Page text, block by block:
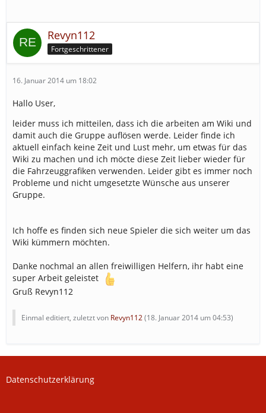
Revyn112
Fortgeschrittener
16. Januar 2014 um 18:02
Hallo User,
leider muss ich mitteilen, dass ich die arbeiten am Wiki und
damit auch die Gruppe auflösen werde. Leider finde ich
aktuell einfach keine Zeit und Lust mehr, um etwas für das
Wiki zu machen und ich möcte diese Zeit lieber wieder für
die Fahrzeuggrafiken verwenden. Leider gibt es immer noch
Probleme und nicht umgesetzte Wünsche aus unserer
Gruppe.
Ich hoffe es finden sich neue Spieler die sich weiter um das
Wiki kümmern möchten.
Danke nochmal an allen freiwilligen Helfern, ihr habt eine
super Arbeit geleistet
Gruß Revyn112
Einmal editiert, zuletzt von Revyn112(18. Januar 2014 um 04:53)
Datenschutzerklärung